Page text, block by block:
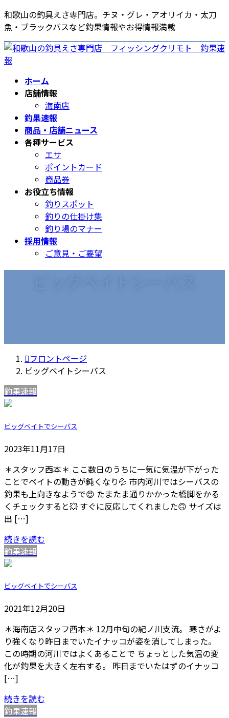
コ
ン
テ
ン
ツ
ナ
ビ
ゲ
ー
シ
和歌山の釣具えさ専門店。チヌ・グレ・アオリイカ・太刀
魚・ブラックバスなど釣果情報やお得情報満載
ホーム
店舗情報
海南店
釣果速報
商品・店舗ニュース
各種サービス
エサ
ポイントカード
商品券
お役立ち情報
釣りスポット
釣りの仕掛け集
釣り場のマナー
採用情報
ご意見・ご要望
フロントページ
ビッグベイトシーバス
釣果速報
ビッグベイトでシーバス
2023年11月17日
＊スタッフ西本＊ ここ数日のうちに一気に気温が下がった
ことでベイトの動きが鈍くなり💦 市内河川ではシーバスの
釣果も上向きなようで😍 たまたま通りかかった橋脚をかる
くチェックすると💥 すぐに反応してくれました🙃 サイズは
出 […]
続きを読む
釣果速報
ビッグベイトでシーバス
2021年12月20日
＊海南店スタッフ西本＊ 12月中旬の紀ノ川支流。 寒さがよ
り強くなり昨日までいたイナッコが姿を消してしまった。
この時期の河川ではよくあることで ちょっとした気温の変
化が釣果を大きく左右する。 昨日までいたはずのイナッコ
[…]
続きを読む
釣果速報